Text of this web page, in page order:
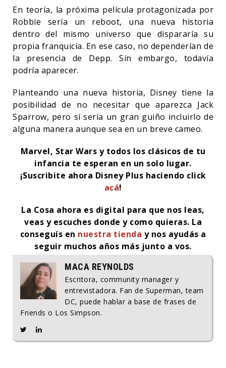
En teoría, la próxima película protagonizada por
Robbie sería un reboot, una nueva historia
dentro del mismo universo que dispararía su
propia franquicia. En ese caso, no dependerían de
la presencia de Depp. Sin embargo, todavía
podría aparecer.
Planteando una nueva historia, Disney tiene la
posibilidad de no necesitar que aparezca Jack
Sparrow, pero sí sería un gran guiño incluirlo de
alguna manera aunque sea en un breve cameo.
Marvel, Star Wars y todos los clásicos de tu
infancia te esperan en un solo lugar.
¡Suscribite ahora Disney Plus haciendo click
acá!
La Cosa ahora es digital para que nos leas,
veas y escuches donde y como quieras. La
conseguís en nuestra tienda y nos ayudás a
seguir muchos años más junto a vos.
MACA REYNOLDS
Escritora, community manager y
entrevistadora. Fan de Superman, team
DC, puede hablar a base de frases de
Friends o Los Simpson.